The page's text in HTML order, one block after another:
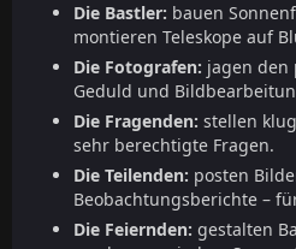
Die Bastler: bauen
montieren Teleskope auf
Die Fotografen: jagen den
Geduld und
Die Fragenden: stellen
sehr berechtigte Fragen.
Die Teilenden: posten
Beobachtungsberichte –
Die Feiernden: gestalten